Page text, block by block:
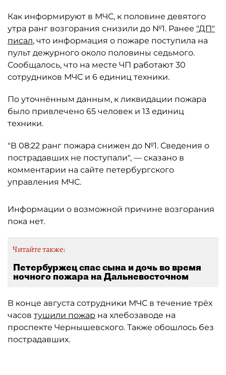
Как информируют в МЧС, к половине девятого
утра ранг возгорания снизили до №1. Ранее "ДП"
писал, что информация о пожаре поступила на
пульт дежурного около половины седьмого.
Сообщалось, что на месте ЧП работают 30
сотрудников МЧС и 6 единиц техники.
По уточнённым данным, к ликвидации пожара
было привлечено 65 человек и 13 единиц
техники.
"В 08:22 ранг пожара снижен до №1. Сведения о
пострадавших не поступали", — сказано в
комментарии на сайте петербургского
управления МЧС.
Информации о возможной причине возгорания
пока нет.
Читайте также:
Петербуржец спас сына и дочь во время
ночного пожара на Дальневосточном
В конце августа сотрудники МЧС в течение трёх
часов тушили пожар на хлебозаводе на
проспекте Чернышевского. Также обошлось без
пострадавших.